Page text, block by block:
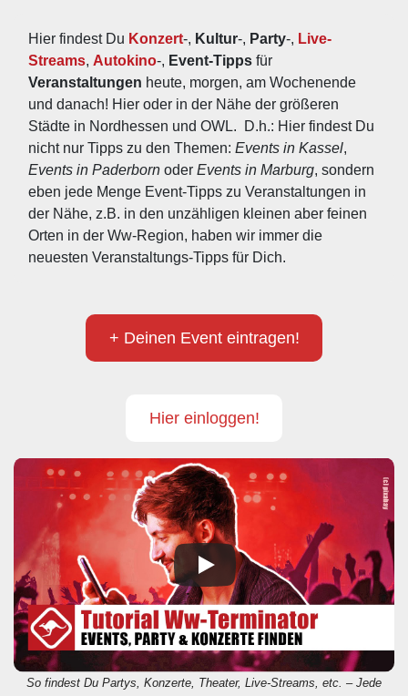
Hier findest Du Konzert-, Kultur-, Party-, Live-
Streams, Autokino-, Event-Tipps
Veranstaltungen heute, morgen, am Wochenende
und danach! Hier oder in der Nähe der größeren
Städte in Nordhessen und OWL.  D.h.: Hier findest Du
nicht nur Tipps zu den Themen: Events in Kassel
Events in Paderborn oder Events in Marburg, sondern
eben jede Menge Event-Tipps zu Veranstaltungen in
der Nähe, z.B. in den unzähligen kleinen aber feinen
Orten in der Ww-Region, haben wir immer die
neuesten Veranstaltungs-Tipps für Dich.
+ Deinen Event eintragen!
Hier einloggen!
So findest Du Partys, Konzerte, Theater, Live-Streams, etc. – Jede